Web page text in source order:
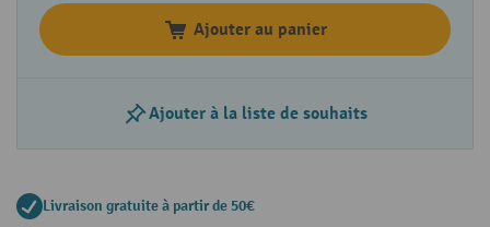
Ajouter au panier
Ajouter à la liste de souhaits
Livraison gratuite à partir de 50€